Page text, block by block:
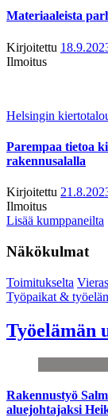
Materiaaleista
Kirjoitettu
Ilmoitus
Helsingin
Parempaa tietoa
rakennusalalla
Kirjoitettu
Ilmoitus
Lisää kumppaneilta
Näkökulmat
Toimitukselta
Työpaikat &
Työelämän
Rakennustyö
aluejohtajaksi